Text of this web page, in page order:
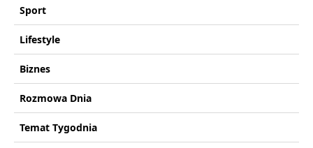
Sport
Lifestyle
Biznes
Rozmowa Dnia
Temat Tygodnia